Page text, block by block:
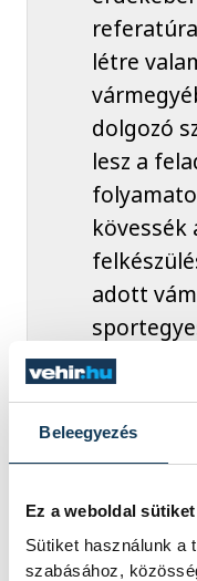
Beleegyezés
Ez a weboldal
Sütiket használunk a
szabásához,
létre
dolgozó
lesz a
adott
és
is